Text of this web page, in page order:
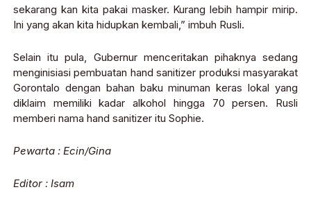
sekarang kan kita pakai masker. Kurang lebih hampir mirip.
Ini yang akan kita hidupkan kembali,” imbuh Rusli.
Selain itu pula, Gubernur menceritakan pihaknya sedang
menginisiasi pembuatan hand sanitizer produksi masyarakat
Gorontalo dengan bahan baku minuman keras lokal yang
diklaim memiliki kadar alkohol hingga 70 persen. Rusli
memberi nama hand sanitizer itu Sophie.
Pewarta : Ecin/Gina
Editor : Isam